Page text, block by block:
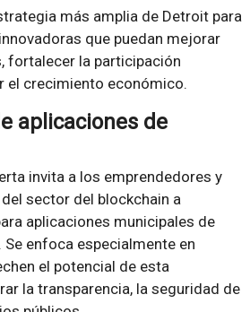
más amplia de Detroit para
que puedan mejorar
fortalecer la participación
el crecimiento económico.
aplicaciones de
invita a los emprendedores y
sector del blockchain a
aplicaciones municipales de
enfoca especialmente en
el potencial de esta
la transparencia, la seguridad de